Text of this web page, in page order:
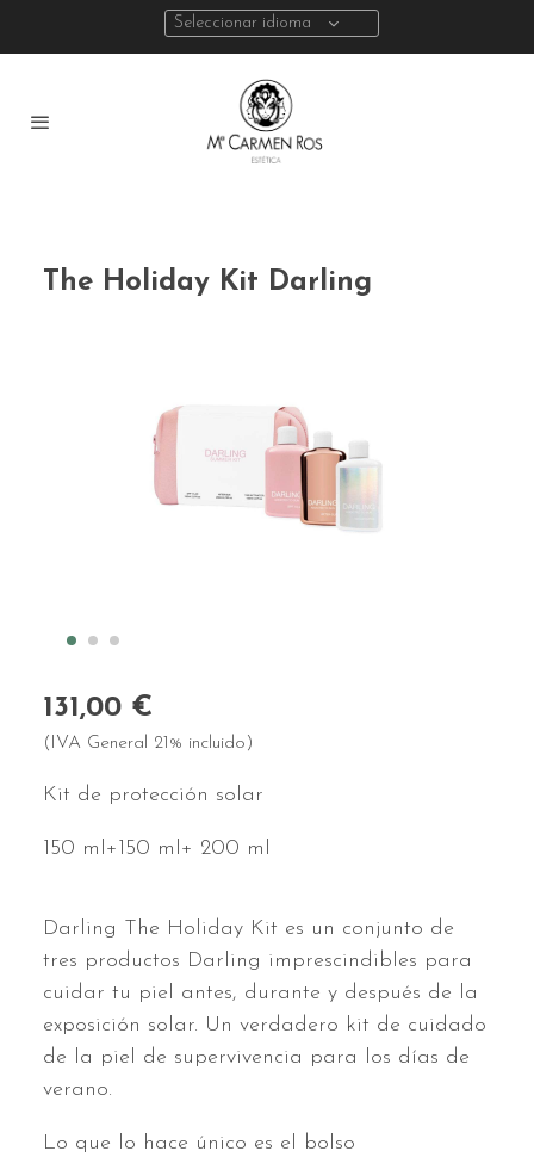
Seleccionar idioma
The Holiday Kit Darling
131,00 €
(IVA General 21% incluido)
Kit de protección solar
150 ml+150 ml+ 200 ml
Darling The Holiday Kit es un conjunto de
tres productos Darling imprescindibles para
cuidar tu piel antes, durante y después de la
exposición solar. Un verdadero kit de cuidado
de la piel de supervivencia para los días de
verano.
Lo que lo hace único es el bolso